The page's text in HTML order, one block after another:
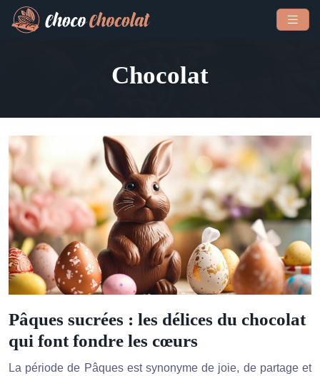
Chocolat
Pâques sucrées : les délices du chocolat
qui font fondre les cœurs
La période de Pâques est synonyme de joie, de partage et